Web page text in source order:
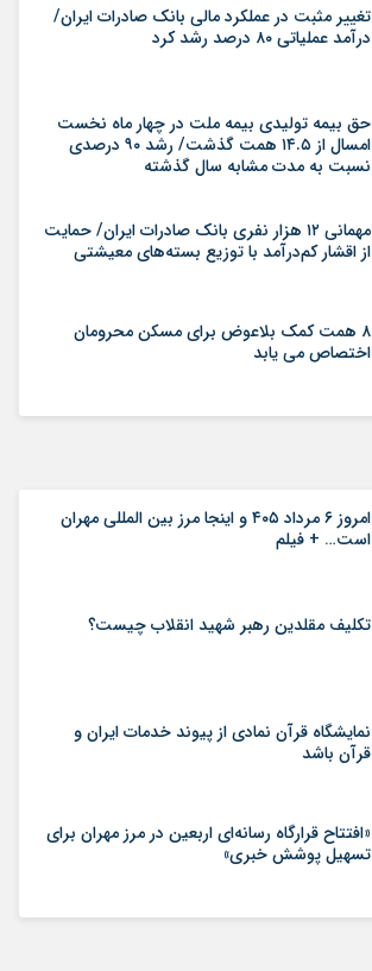
تغییر مثبت در عملکرد مالی بانک صادرات ایران/
درآمد عملیاتی ۸۰ درصد رشد کرد
حق بیمه تولیدی بیمه ملت در چهار ماه نخست
امسال از ۱۴.۵ همت گذشت/ رشد ۹۰ درصدی
نسبت به مدت مشابه سال گذشته
مهمانی ۱۲ هزار نفری بانک صادرات ایران/ حمایت
از اقشار کم‌درآمد با توزیع بسته‌های معیشتی
۸ همت کمک بلاعوض برای مسکن محرومان
اختصاص می یابد
امروز ۶ مرداد ۴۰۵ و اینجا مرز بین المللی مهران
است… + فیلم
تکلیف مقلدین رهبر شهید انقلاب چیست؟
نمایشگاه قرآن نمادی از پیوند خدمات ایران و
قرآن باشد
«افتتاح قرارگاه رسانه‌ای اربعین در مرز مهران برای
تسهیل پوشش خبری»